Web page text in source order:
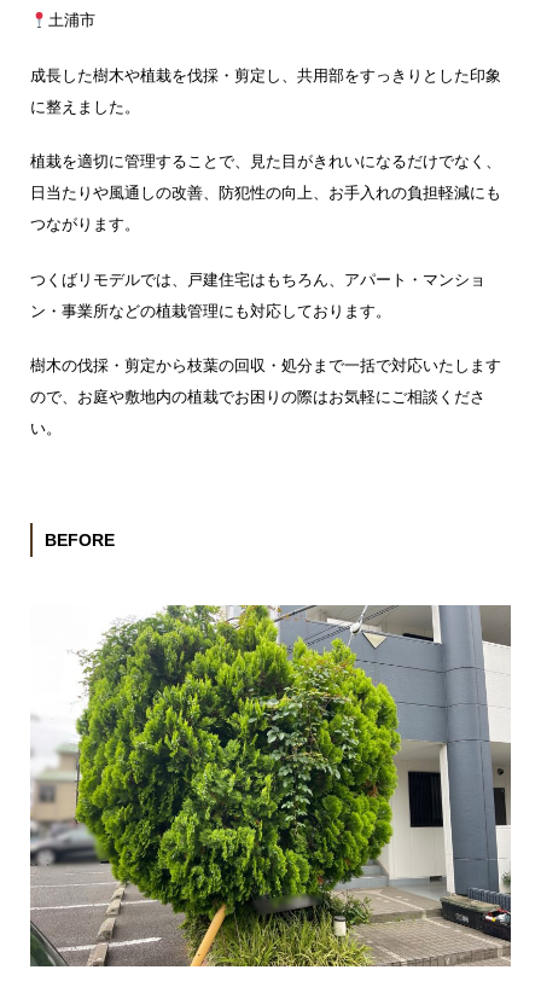
土浦市
成長した樹木や植栽を伐採・剪定し、共用部をすっきりとした印象
に整えました。
植栽を適切に管理することで、見た目がきれいになるだけでなく、
日当たりや風通しの改善、防犯性の向上、お手入れの負担軽減にも
つながります。
つくばリモデルでは、戸建住宅はもちろん、アパート・マンショ
ン・事業所などの植栽管理にも対応しております。
樹木の伐採・剪定から枝葉の回収・処分まで一括で対応いたします
ので、お庭や敷地内の植栽でお困りの際はお気軽にご相談くださ
い。
BEFORE